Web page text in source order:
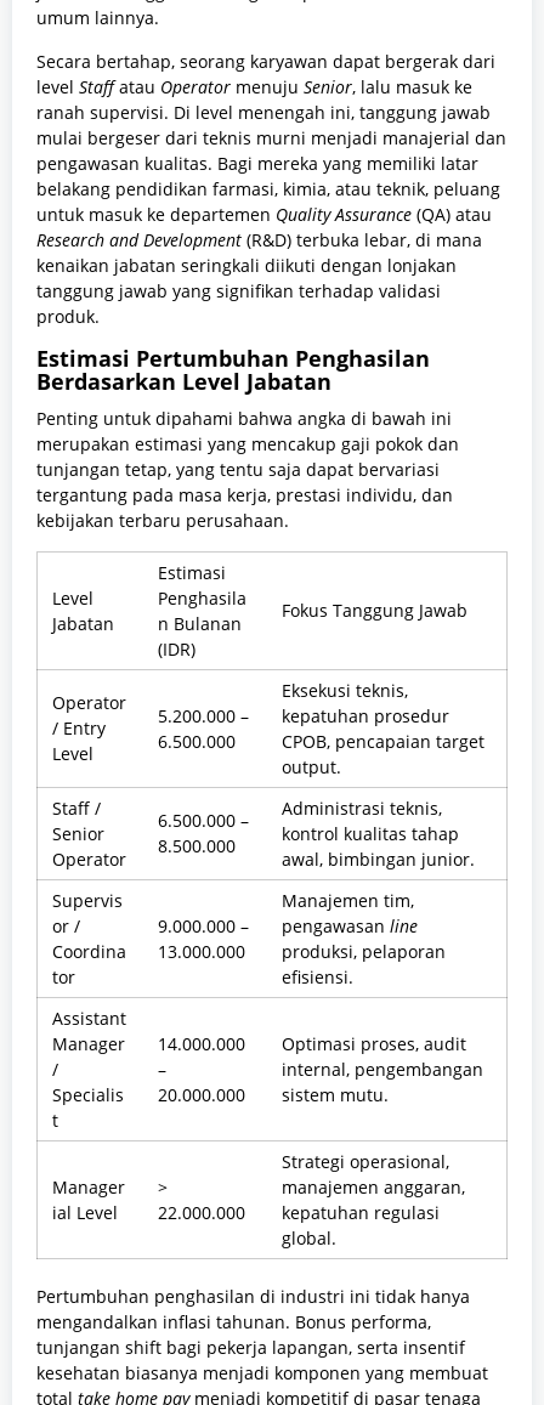
umum lainnya.
Secara bertahap, seorang karyawan dapat bergerak dari
level Staffatau Operator menuju Senior, lalu masuk ke
ranah supervisi. Di level menengah ini, tanggung jawab
mulai bergeser dari teknis murni menjadi manajerial dan
pengawasan kualitas. Bagi mereka yang memiliki latar
belakang pendidikan farmasi, kimia, atau teknik, peluang
untuk masuk ke departemen Quality Assurance (QA) atau
Research and Development (R&D) terbuka lebar, di mana
kenaikan jabatan seringkali diikuti dengan lonjakan
tanggung jawab yang signifikan terhadap validasi
produk.
Estimasi Pertumbuhan Penghasilan
Berdasarkan Level Jabatan
Penting untuk dipahami bahwa angka di bawah ini
merupakan estimasi yang mencakup gaji pokok dan
tunjangan tetap, yang tentu saja dapat bervariasi
tergantung pada masa kerja, prestasi individu, dan
kebijakan terbaru perusahaan.
Level
Jabatan
Estimasi
Penghasila
n Bulanan
(IDR)
Fokus Tanggung Jawab
Operator
/ Entry
Level
5.200.000 –
6.500.000
Eksekusi teknis,
kepatuhan prosedur
CPOB, pencapaian target
output.
Staff /
Senior
Operator
6.500.000 –
8.500.000
Administrasi teknis,
kontrol kualitas tahap
awal, bimbingan junior.
Supervis
or /
Coordina
tor
9.000.000 –
13.000.000
Manajemen tim,
pengawasan line
produksi, pelaporan
efisiensi.
Assistant
Manager
/
Specialis
t
14.000.000
–
20.000.000
Optimasi proses, audit
internal, pengembangan
sistem mutu.
Manager
ial Level
>
22.000.000
Strategi operasional,
manajemen anggaran,
kepatuhan regulasi
global.
Pertumbuhan penghasilan di industri ini tidak hanya
mengandalkan inflasi tahunan. Bonus performa,
tunjangan shift bagi pekerja lapangan, serta insentif
kesehatan biasanya menjadi komponen yang membuat
total take home paymenjadi kompetitif di pasar tenaga